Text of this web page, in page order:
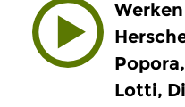
Lotti,